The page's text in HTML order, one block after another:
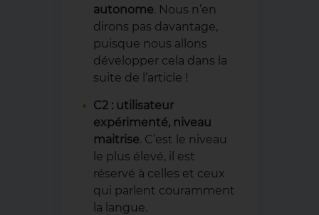
autonome. Nous n’en
dirons pas davantage,
puisque nous allons
développer cela dans la
suite de l’article !
C2 : utilisateur
expérimenté, niveau
maitrise. C’est le niveau
le plus élevé, il est
réservé à celles et ceux
qui parlent couramment
la langue.